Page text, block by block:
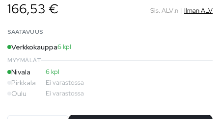
166,53 € Sis. ALV:n | Ilman ALV
SAATAVUUS
Verkkokauppa6 kpl
MYYMÄLÄT
Nivala 6 kpl
Pirkkala Ei varastossa
Oulu Ei varastossa